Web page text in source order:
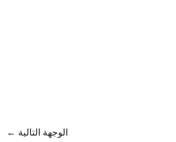
الوجهة التالية ←